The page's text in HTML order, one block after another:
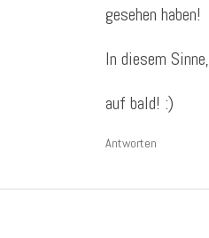
gesehen haben!
In diesem Sinne,
auf bald! :)
Antworten